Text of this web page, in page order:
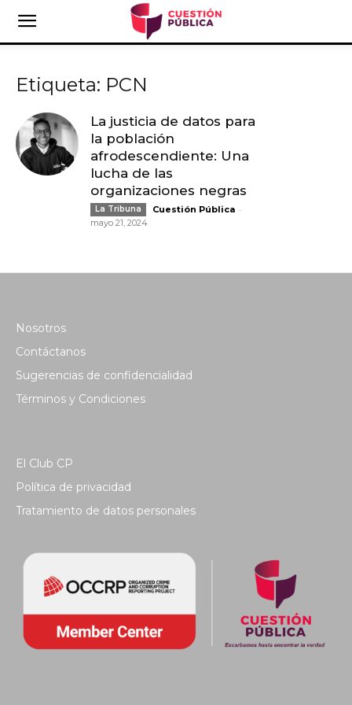
Etiqueta: PCN
La justicia de datos para
la población
afrodescendiente: Una
lucha de las
organizaciones negras
La Tribuna Cuestión Pública -
mayo 21, 2024
Nosotros
Contáctanos
Sugerencias de confidencialidad
Términos y Condiciones
El Club CP
Política de privacidad
Tratamiento de datos personales